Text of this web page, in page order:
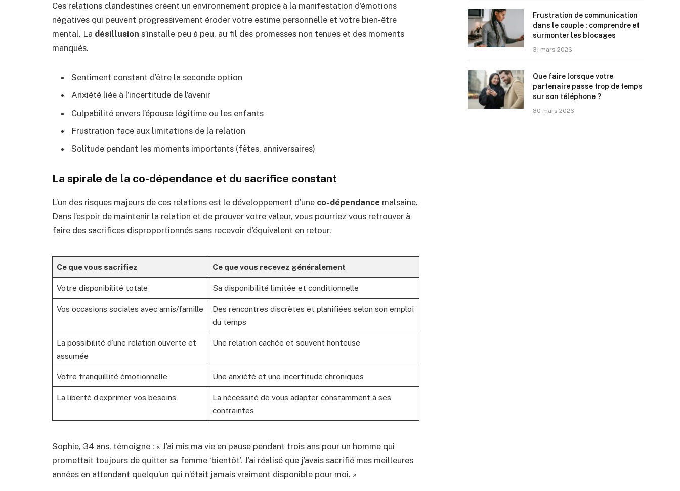
Ces relations clandestines créent un environnement propice à la manifestation d’émotions
négatives qui peuvent progressivement éroder votre estime personnelle et votre bien-être
mental. La désillusion s’installe peu à peu, au fil des promesses non tenues et des moments
manqués.
Sentiment constant d’être la seconde option
Anxiété liée à l’incertitude de l’avenir
Culpabilité envers l’épouse légitime ou les enfants
Frustration face aux limitations de la relation
Solitude pendant les moments importants (fêtes, anniversaires)
La spirale de la co-dépendance et du sacrifice constant
L’un des risques majeurs de ces relations est le développement d’une co-dépendance malsaine.
Dans l’espoir de maintenir la relation et de prouver votre valeur, vous pourriez vous retrouver à
faire des sacrifices disproportionnés sans recevoir d’équivalent en retour.
Ce que vous sacrifiez Ce que vous recevez généralement
Votre disponibilité totale Sa disponibilité limitée et conditionnelle
Vos occasions sociales avec amis/famille
Des rencontres discrètes et planifiées selon son emploi
du temps
La possibilité d’une relation ouverte et
assumée
Une relation cachée et souvent honteuse
Votre tranquillité émotionnelle Une anxiété et une incertitude chroniques
La liberté d’exprimer vos besoins
La nécessité de vous adapter constamment à ses
contraintes
Sophie, 34 ans, témoigne : « J’ai mis ma vie en pause pendant trois ans pour un homme qui
promettait toujours de quitter sa femme ‘bientôt’. J’ai réalisé que j’avais sacrifié mes meilleures
années en attendant quelqu’un qui n’était jamais vraiment disponible pour moi. »
Frustration de communication
dans le couple : comprendre et
surmonter les blocages
31 mars 2026
Que faire lorsque votre
partenaire passe trop de temps
sur son téléphone ?
30 mars 2026